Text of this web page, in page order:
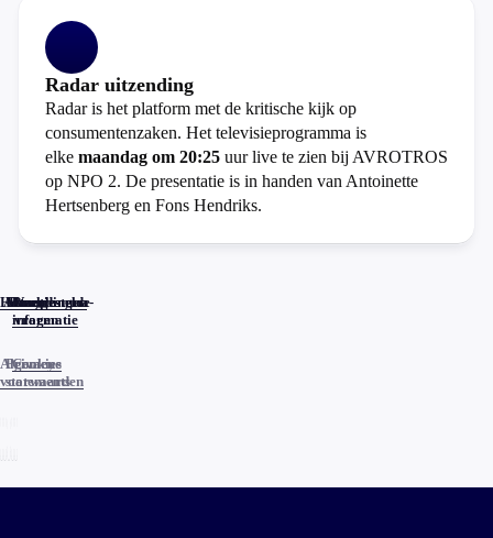
Radar uitzending
Radar is het platform met de kritische kijk op
consumentenzaken. Het televisieprogramma is
elke maandag om 20:25 uur live te zien bij AVROTROS
op NPO 2. De presentatie is in handen van Antoinette
Hertsenberg en Fons Hendriks.
Home
Actueel
Uitzendingen
Reacties
Programma-
informatie
Veelgestelde
vragen
Algemene
voorwaarden
Privacy
statements
Cookies